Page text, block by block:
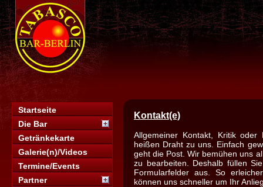
Startseite
Die Bar
Getränkekarte
Galerie(n)/Videos
Termine/Events
Partner
Kontakt(e)
Allgemeiner Kontakt, Kritik
heißen Draht zu uns. Einfach
geht die Post. Wir bemühen uns
zu bearbeiten. Deshalb füllen
Formularfelder aus. So
können uns schneller um Ihr